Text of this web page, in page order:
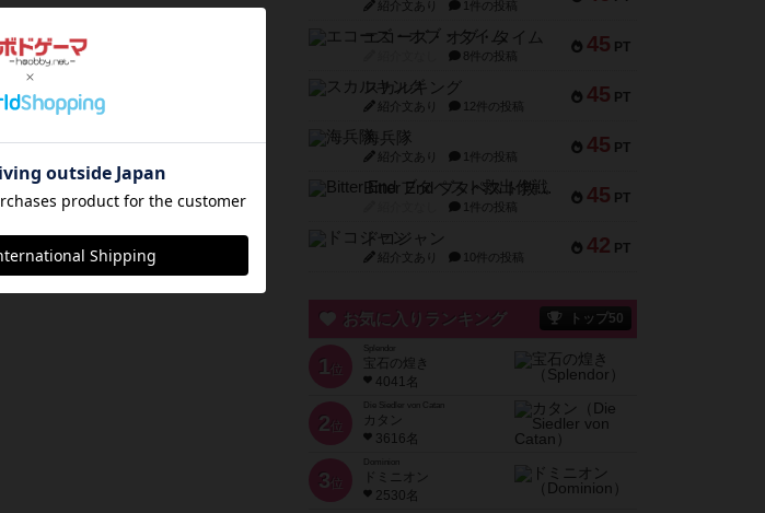
紹介文あり 1件の投稿
45 PT
エコーズ・オブ・タイム
8件の投稿
45 PT
スカルキング
紹介文あり 12件の投稿
45 PT
海兵隊
紹介文あり 1件の投稿
45 PT
Bitter End ブタペスト救出作戦
1件の投稿
42 PT
ドコジャン
紹介文あり 10件の投稿
お気に入りランキング トップ50
1 位
宝石の煌き
4041名
2 位
Die Siedler von Catan
カタン
3616名
3 位
ドミニオン
2530名